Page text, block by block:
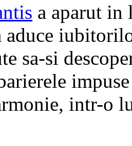
a aparut in
aduce
sa-si
intr-o